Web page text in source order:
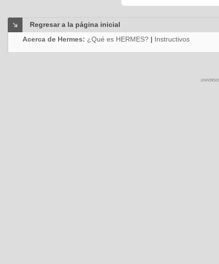
Regresar a la página inicial
Acerca de Hermes: ¿Qué es HERMES? | Instructivos